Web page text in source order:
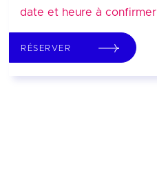
date et heure à confirmer
RÉSERVER